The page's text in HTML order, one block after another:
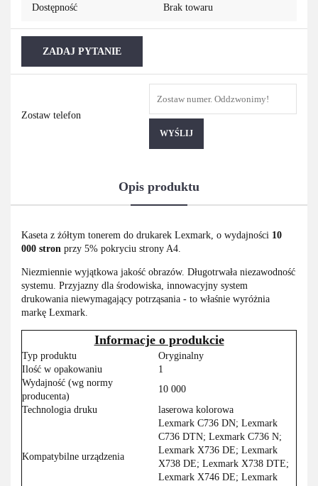
Dostępność Brak towaru
ZADAJ PYTANIE
Zostaw telefon
WYŚLIJ
Opis produktu
Kaseta z żółtym tonerem do drukarek Lexmark, o wydajności 10
000 stron przy 5% pokryciu strony A4.
Niezmiennie wyjątkowa jakość obrazów. Długotrwała niezawodność
systemu. Przyjazny dla środowiska, innowacyjny system
drukowania niewymagający potrząsania - to właśnie wyróżnia
markę Lexmark.
Informacje o produkcie
Typ produktu
Oryginalny
Ilość w opakowaniu
1
Wydajność (wg normy
producenta)
10 000
Technologia druku
laserowa kolorowa
Kompatybilne urządzenia
Lexmark C736 DN; Lexmark
C736 DTN; Lexmark C736 N;
Lexmark X736 DE; Lexmark
X738 DE; Lexmark X738 DTE;
Lexmark X746 DE; Lexmark